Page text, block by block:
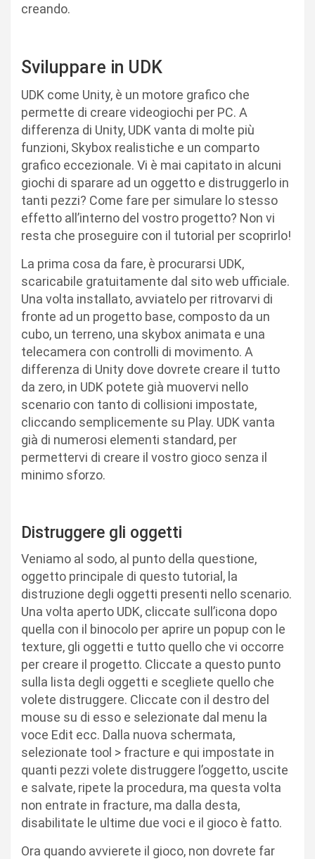
creando.
Sviluppare in UDK
UDK come Unity, è un motore grafico che
permette di creare videogiochi per PC. A
differenza di Unity, UDK vanta di molte più
funzioni, Skybox realistiche e un comparto
grafico eccezionale. Vi è mai capitato in alcuni
giochi di sparare ad un oggetto e distruggerlo in
tanti pezzi? Come fare per simulare lo stesso
effetto all’interno del vostro progetto? Non vi
resta che proseguire con il tutorial per scoprirlo!
La prima cosa da fare, è procurarsi UDK,
scaricabile gratuitamente dal sito web ufficiale.
Una volta installato, avviatelo per ritrovarvi di
fronte ad un progetto base, composto da un
cubo, un terreno, una skybox animata e una
telecamera con controlli di movimento. A
differenza di Unity dove dovrete creare il tutto
da zero, in UDK potete già muovervi nello
scenario con tanto di collisioni impostate,
cliccando semplicemente su Play. UDK vanta
già di numerosi elementi standard, per
permettervi di creare il vostro gioco senza il
minimo sforzo.
Distruggere gli oggetti
Veniamo al sodo, al punto della questione,
oggetto principale di questo tutorial, la
distruzione degli oggetti presenti nello scenario.
Una volta aperto UDK, cliccate sull’icona dopo
quella con il binocolo per aprire un popup con le
texture, gli oggetti e tutto quello che vi occorre
per creare il progetto. Cliccate a questo punto
sulla lista degli oggetti e scegliete quello che
volete distruggere. Cliccate con il destro del
mouse su di esso e selezionate dal menu la
voce Edit ecc. Dalla nuova schermata,
selezionate tool > fracture e qui impostate in
quanti pezzi volete distruggere l’oggetto, uscite
e salvate, ripete la procedura, ma questa volta
non entrate in fracture, ma dalla desta,
disabilitate le ultime due voci e il gioco è fatto.
Ora quando avvierete il gioco, non dovrete far